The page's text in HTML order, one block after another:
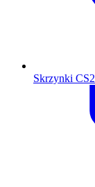
Skrzynki CS2